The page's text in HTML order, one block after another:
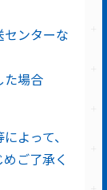
センターな
た場合
よって、
ご了承く